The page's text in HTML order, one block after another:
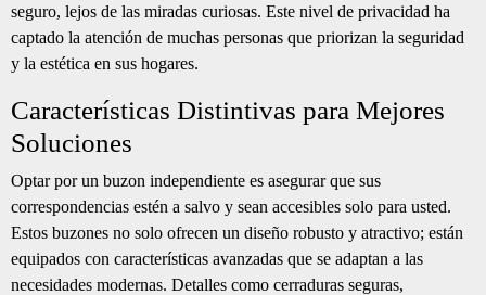
seguro, lejos de las miradas curiosas. Este nivel de privacidad ha
captado la atención de muchas personas que priorizan la seguridad
y la estética en sus hogares.
Características Distintivas para Mejores
Soluciones
Optar por un buzon independiente es asegurar que sus
correspondencias estén a salvo y sean accesibles solo para usted.
Estos buzones no solo ofrecen un diseño robusto y atractivo; están
equipados con características avanzadas que se adaptan a las
necesidades modernas. Detalles como cerraduras seguras,